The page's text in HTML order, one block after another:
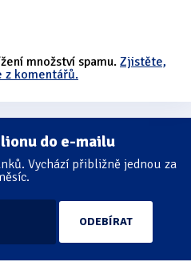
množství spamu. Zjistěte,
z komentářů.
do e-mailu
Vychází přibližně jednou za